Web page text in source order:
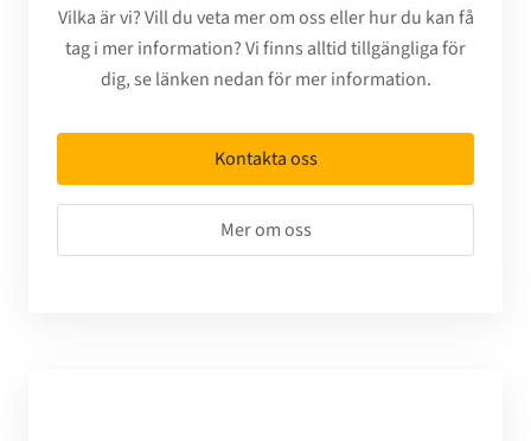
Vilka är vi? Vill du veta mer om oss eller hur du kan få
tag i mer information? Vi finns alltid tillgängliga för
dig, se länken nedan för mer information.
Kontakta oss
Mer om oss